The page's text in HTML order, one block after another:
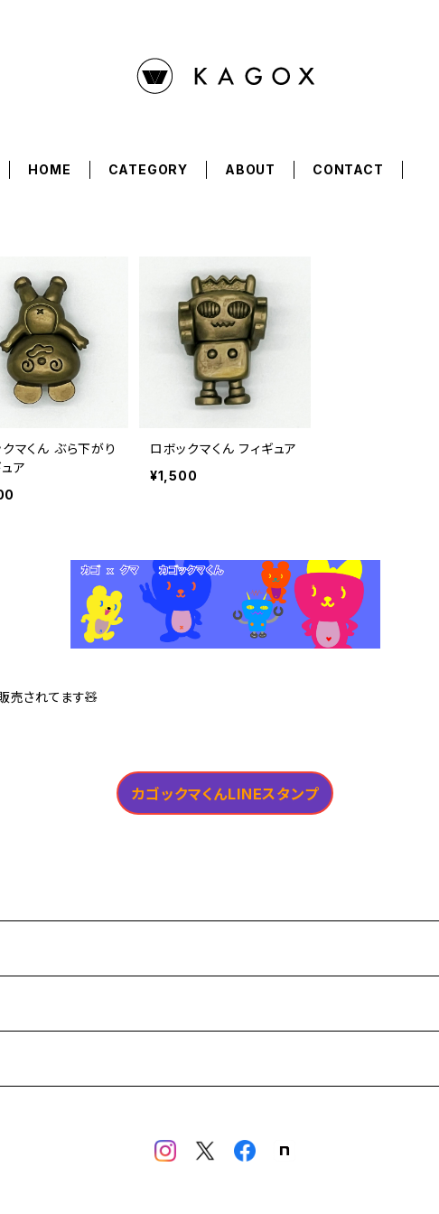
HOME CATEGORY ABOUT CONTACT
クマくん ぶら下がり
ア
ロボックマくん フィギュア
¥1,500
売されてます🧸
カゴックマくんLINEスタンプ